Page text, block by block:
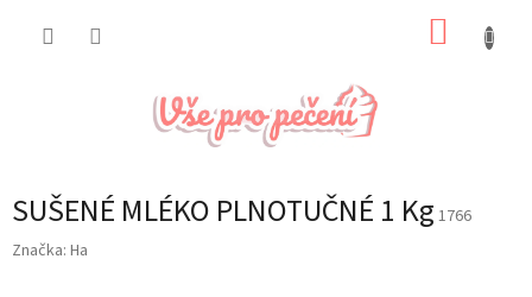
SUŠENÉ MLÉKO PLNOTUČNÉ 1 Kg 1766
Značka: Ha